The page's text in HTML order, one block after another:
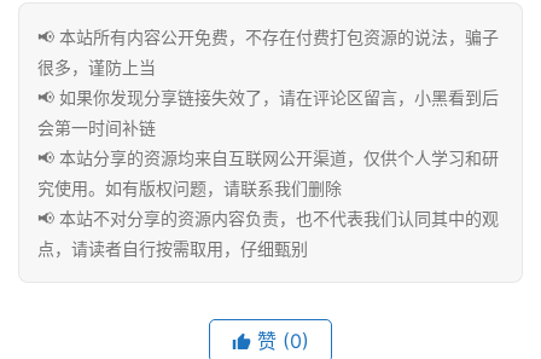
博
客
文
章
免
费
课
📢 本站所有内容公开免费，不存在付费打包资源的说法，骗子
很多，谨防上当
📢 如果你发现分享链接失效了，请在评论区留言，小黑看到后
会第一时间补链
📢 本站分享的资源均来自互联网公开渠道，仅供个人学习和研
究使用。如有版权问题，请联系我们删除
📢 本站不对分享的资源内容负责，也不代表我们认同其中的观
点，请读者自行按需取用，仔细甄别
赞 (0)